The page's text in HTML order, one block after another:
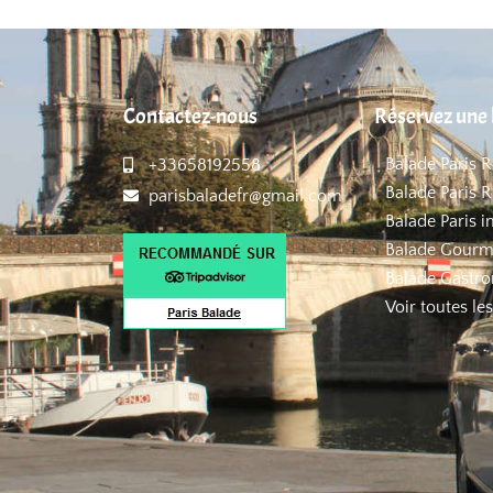
Contactez-nous
+33658192558
parisbaladefr@gmail.com
Réservez
Balade Paris
Balade Paris
Balade Paris
Balade
Balade
Voir toutes